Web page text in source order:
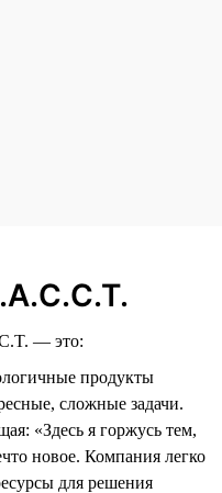
— это:
продукты
сложные задачи.
«Здесь я горжусь тем,
новое. Компания легко
для решения